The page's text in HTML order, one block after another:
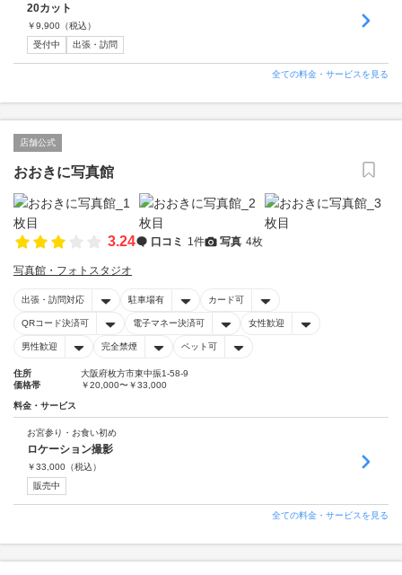
20カット
￥9,900 （税込）
受付中
出張・訪問
全ての料金・サービスを見る
店舗公式
おおきに写真館
3.24 口コミ 1件 写真 4枚
写真館・フォトスタジオ
出張・訪問対応 駐車場有 カード可
QRコード決済可 電子マネー決済可 女性歓迎
男性歓迎 完全禁煙 ペット可
住所
大阪府枚方市東中振1-58-9
価格帯
￥20,000〜￥33,000
料金・サービス
お宮参り・お食い初め
ロケーション撮影
￥33,000 （税込）
販売中
全ての料金・サービスを見る